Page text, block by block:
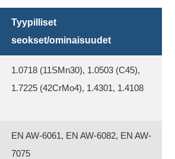
Tyypilliset
seokset/ominaisuudet
1.0718 (11SMn30), 1.0503 (C45),
1.7225 (42CrMo4), 1.4301, 1.4108
EN AW-6061, EN AW-6082, EN AW-
7075